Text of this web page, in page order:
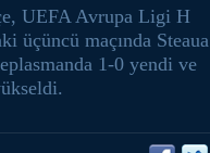
UEFA Avrupa Ligi H
üçüncü maçında Steaua
1-0 yendi ve